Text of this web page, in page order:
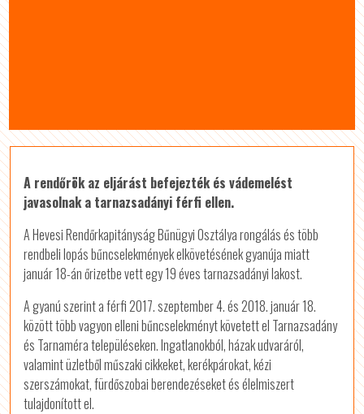
A rendőrök az eljárást befejezték és vádemelést
javasolnak a tarnazsadányi férfi ellen.
A Hevesi Rendőrkapitányság Bűnügyi Osztálya rongálás és több
rendbeli lopás bűncselekmények elkövetésének gyanúja miatt
január 18-án őrizetbe vett egy 19 éves tarnazsadányi lakost.
A gyanú szerint a férfi 2017. szeptember 4. és 2018. január 18.
között több vagyon elleni bűncselekményt követett el Tarnazsadány
és Tarnaméra településeken. Ingatlanokból, házak udvaráról,
valamint üzletből műszaki cikkeket, kerékpárokat, kézi
szerszámokat, fürdőszobai berendezéseket és élelmiszert
tulajdonított el.